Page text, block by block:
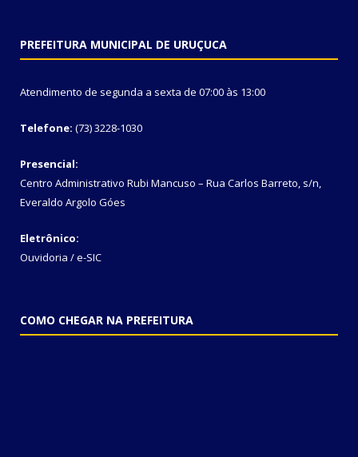
PREFEITURA MUNICIPAL DE URUÇUCA
Atendimento de segunda a sexta de 07:00 às 13:00
Telefone: (73) 3228-1030
Presencial:
Centro Administrativo Rubi Mancuso – Rua Carlos Barreto, s/n,
Everaldo Argolo Góes
Eletrônico:
Ouvidoria /e-SIC
COMO CHEGAR NA PREFEITURA